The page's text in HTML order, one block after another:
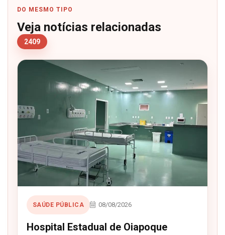
DO MESMO TIPO
Veja notícias relacionadas
2409
SAÚDE PÚBLICA 08/08/2026
Hospital Estadual de Oiapoque